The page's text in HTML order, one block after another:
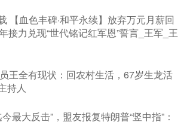
【血色丰碑·和平永续】放弃万元月薪回
接力兑现“世代铭记红军恩”誓言_王军_王
王全有现状：回农村生活，67岁生龙活
持人
最大反击”，盟友报复特朗普“竖中指”：